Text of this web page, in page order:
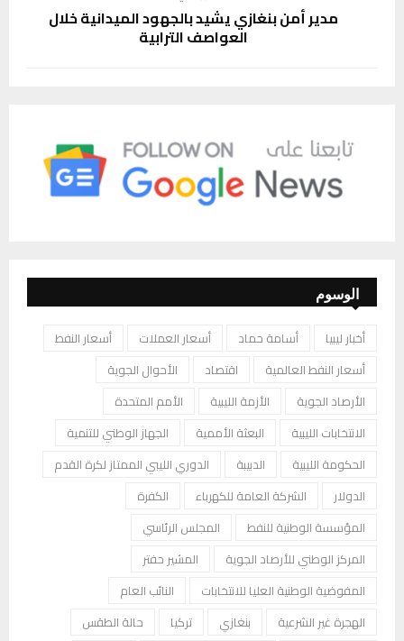
مدير أمن بنغازي يشيد بالجهود الميدانية خلال
العواصف الترابية
الوسوم
أخبار ليبيا أسامة حماد أسعار العملات
أسعار النفط
أسعار النفط العالمية
اقتصاد
الأحوال الجوية
الأرصاد الجوية
الأزمة الليبية
الأمم المتحدة
الانتخابات الليبية
البعثة الأممية
الجهاز الوطني للتنمية
الحكومة الليبية
الدبيبة
الدوري الليبي الممتاز لكرة القدم
الدولار
الشركة العامة للكهرباء
الكفرة
المؤسسة الوطنية للنفط
المجلس الرئاسي
المركز الوطني للأرصاد الجوية
المشير حفتر
المفوضية الوطنية العليا للانتخابات
النائب العام
الهجرة غير الشرعية
بنغازي تركيا
حالة الطقس